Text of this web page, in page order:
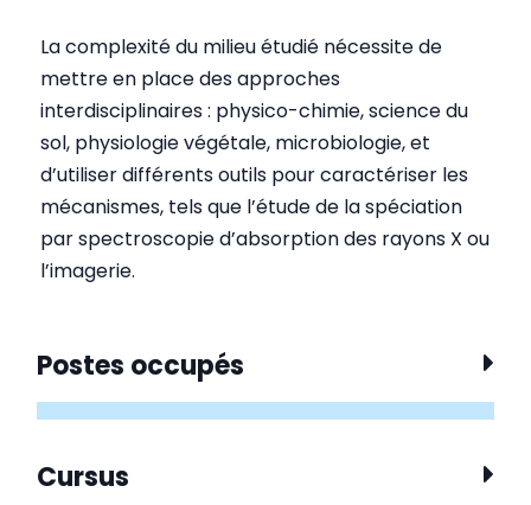
La complexité du milieu étudié nécessite de
mettre en place des approches
interdisciplinaires : physico-chimie, science du
sol, physiologie végétale, microbiologie, et
d’utiliser différents outils pour caractériser les
mécanismes, tels que l’étude de la spéciation
par spectroscopie d’absorption des rayons X ou
l’imagerie.
Postes occupés
Cursus